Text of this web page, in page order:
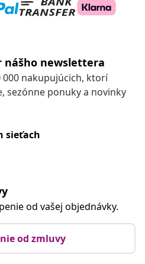
nášho newslettera
000 nakupujúcich, ktorí
sezónne ponuky a novinky
sieťach
od vašej objednávky.
od zmluvy